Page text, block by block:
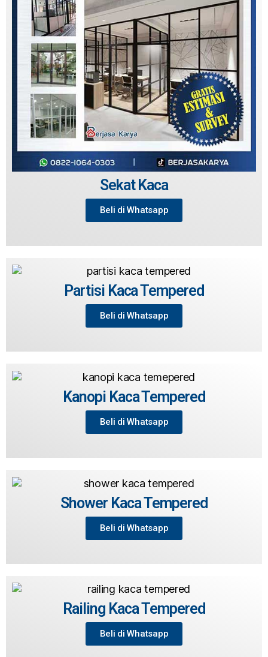
Sekat Kaca
Beli di Whatsapp
Partisi Kaca Tempered
Beli di Whatsapp
Kanopi Kaca Tempered
Beli di Whatsapp
Shower Kaca Tempered
Beli di Whatsapp
Railing Kaca Tempered
Beli di Whatsapp